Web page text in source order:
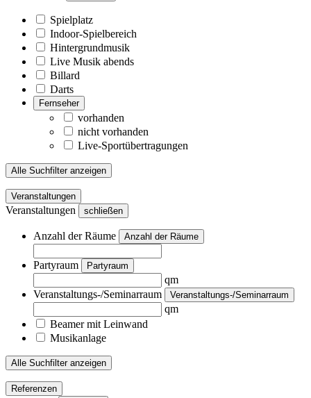
Spielplatz
Indoor-Spielbereich
Hintergrundmusik
Live Musik abends
Billard
Darts
Fernseher
vorhanden
nicht vorhanden
Live-Sportübertragungen
Alle Suchfilter anzeigen
Veranstaltungen
Veranstaltungen schließen
Anzahl der Räume Anzahl der Räume
Partyraum Partyraum
qm
Veranstaltungs-/Seminarraum
Veranstaltungs-/Seminarraum
qm
Beamer mit Leinwand
Musikanlage
Alle Suchfilter anzeigen
Referenzen